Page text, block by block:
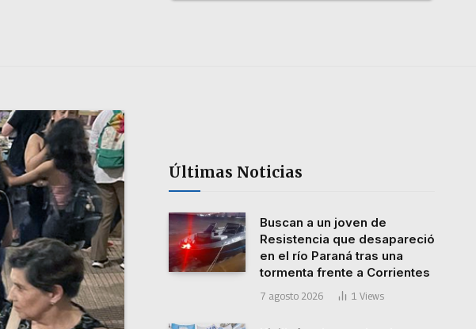
Últimas Noticias
Buscan a un joven de
Resistencia que desapareció
en el río Paraná tras una
tormenta frente a Corrientes
7 agosto 2026 1 Views